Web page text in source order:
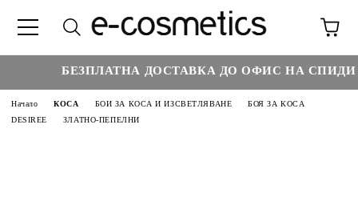
БЕЗПЛАТНА ДОСТАВКА ДО ОФИС НА СПИДИ
Начало КОСА БОИ ЗА КОСА И ИЗСВЕТЛЯВАНЕ
БОЯ ЗА КОСА
DESIREE
ЗЛАТНО-ПЕПЕЛНИ